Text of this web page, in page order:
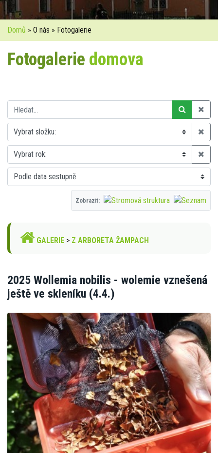
Domů » O nás » Fotogalerie
Fotogalerie domova
Zobrazit:
GALERIE > Z ARBORETA ŽAMPACH
2025 Wollemia nobilis - wolemie vznešená
ještě ve skleníku (4.4.)